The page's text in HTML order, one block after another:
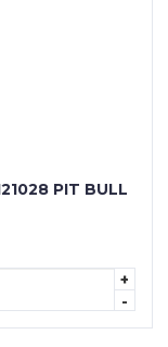
PIT BULL
+
-